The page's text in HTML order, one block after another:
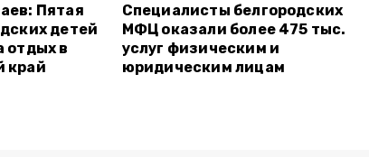
Пятая
детей
отдых в
край
Специалисты белгородских
МФЦ оказали более 475 тыс.
услуг физическим и
юридическим лицам